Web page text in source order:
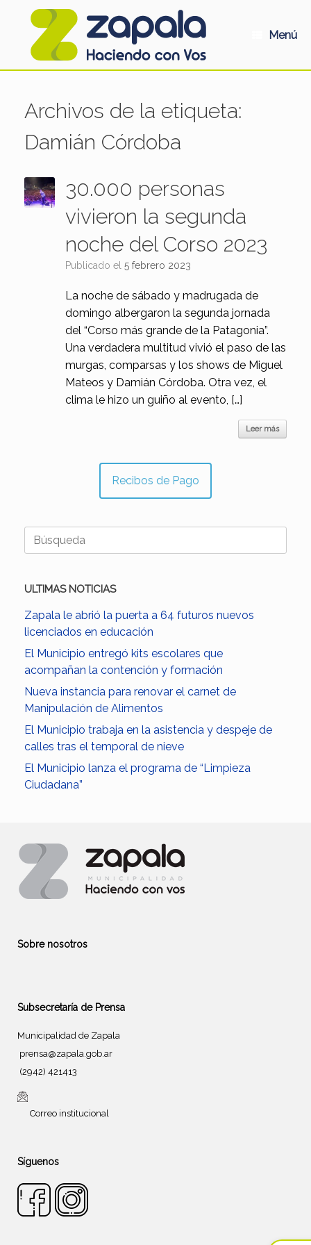
Menú
Archivos de la etiqueta:
Damián Córdoba
30.000 personas
vivieron la segunda
noche del Corso 2023
Publicado el 5 febrero 2023
La noche de sábado y madrugada de
domingo albergaron la segunda jornada
del “Corso más grande de la Patagonia”.
Una verdadera multitud vivió el paso de las
murgas, comparsas y los shows de Miguel
Mateos y Damián Córdoba. Otra vez, el
clima le hizo un guiño al evento, […]
Leer más
Recibos de Pago
Buscar:
ULTIMAS NOTICIAS
Zapala le abrió la puerta a 64 futuros nuevos
licenciados en educación
El Municipio entregó kits escolares que
acompañan la contención y formación
Nueva instancia para renovar el carnet de
Manipulación de Alimentos
El Municipio trabaja en la asistencia y despeje de
calles tras el temporal de nieve
El Municipio lanza el programa de “Limpieza
Ciudadana”
Sobre nosotros
Subsecretaría de Prensa
Municipalidad de Zapala
prensa@zapala.gob.ar
(2942) 421413
Correo institucional
Síguenos